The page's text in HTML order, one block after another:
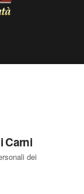
Carni
dei